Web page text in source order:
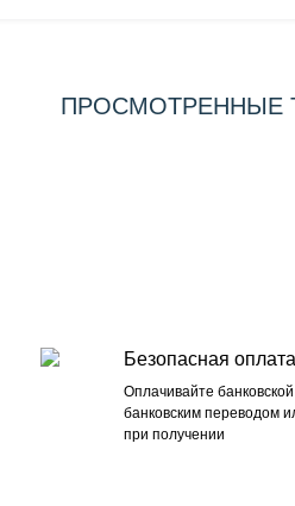
ПРОСМОТРЕННЫЕ
Безопасная оплата
Оплачивайте
банковским переводом
при получении